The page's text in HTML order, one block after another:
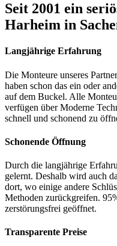
Seit 2001 ein
Harheim in
Langjährige Erfahrung
Die Monteure unseres
haben schon das ein oder
auf dem Buckel. Alle
verfügen über Moderne
schnell und schonend zu
Schonende Öffnung
Durch die langjährige
gelernt. Deshalb wird auch
dort, wo einige andere
Methoden zurückgreifen.
zerstörungsfrei geöffnet.
Transparente Preise